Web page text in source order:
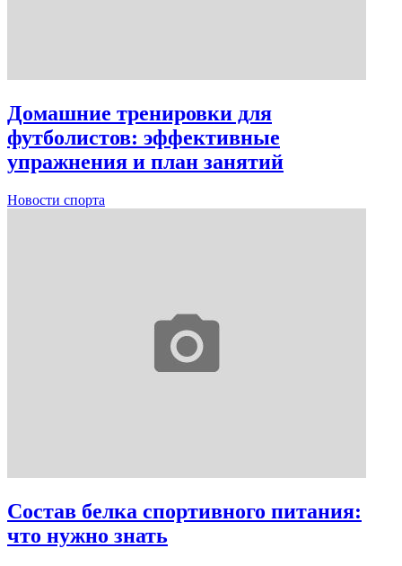
Домашние тренировки для
футболистов: эффективные
упражнения и план занятий
Новости спорта
Состав белка спортивного питания:
что нужно знать